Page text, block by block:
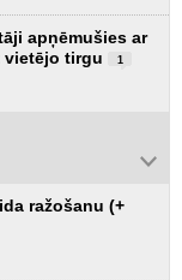
apņēmušies ar
tirgu
1
ražošanu (+